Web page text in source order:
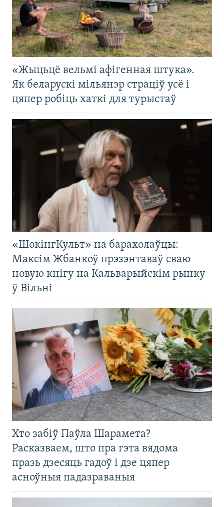
«Жыцьцё вельмі афігенная штука».
Як беларускі мільянэр страціў усё і
цяпер робіць хаткі для турыстаў
«ШокінгКульт» на барахолаўцы:
Максім Жбанкоў прэзэнтаваў сваю
новую кнігу на Кальварыйскім рынку
ў Вільні
Хто забіў Паўла Шарамета?
Расказваем, што пра гэта вядома
празь дзесяць гадоў і дзе цяпер
асноўныя падазраваныя